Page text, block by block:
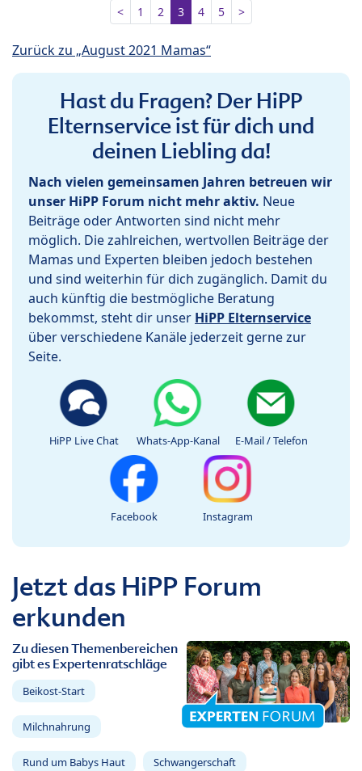
< 1 2 3 4 5 >
Zurück zu „August 2021 Mamas“
Hast du Fragen? Der HiPP
Elternservice ist für dich und
deinen Liebling da!
Nach vielen gemeinsamen Jahren betreuen wir
unser HiPP Forum nicht mehr aktiv. Neue
Beiträge oder Antworten sind nicht mehr
möglich. Die zahlreichen, wertvollen Beiträge der
Mamas und Experten bleiben jedoch bestehen
und sind weiterhin für dich zugänglich. Damit du
auch künftig die bestmögliche Beratung
bekommst, steht dir unser HiPP Elternservice
über verschiedene Kanäle jederzeit gerne zur
Seite.
HiPP Live Chat Whats-App-Kanal E-Mail / Telefon
Facebook Instagram
Jetzt das HiPP Forum
erkunden
Zu diesen Themenbereichen
gibt es Expertenratschläge
Beikost-Start
Milchnahrung
Rund um Babys Haut Schwangerschaft